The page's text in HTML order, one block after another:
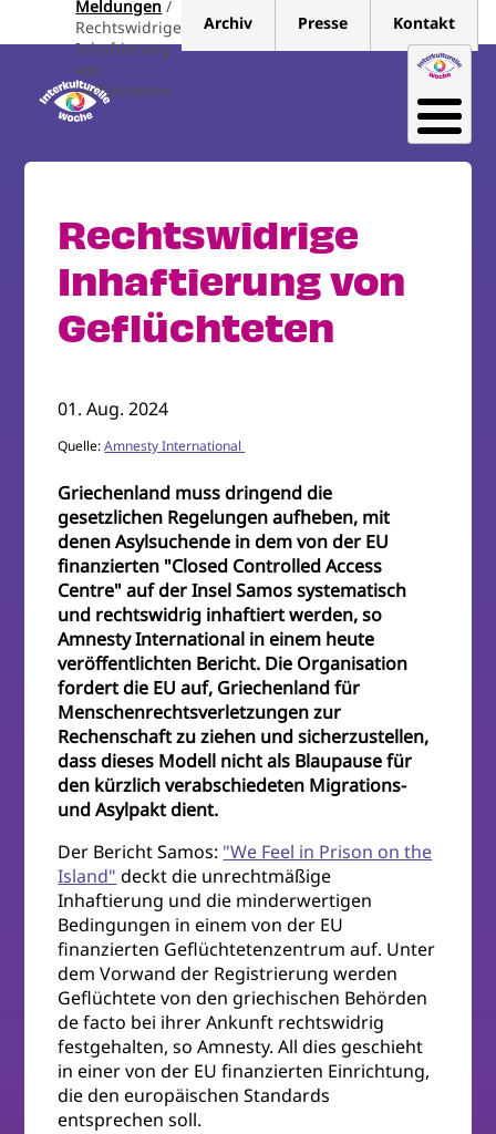
Meldungen
Rechtswidrige
Inhaftierung
von
Geflüchteten
Archiv Presse Kontakt
Rechtswidrige
Inhaftierung von
Geflüchteten
01. Aug. 2024
Quelle:Amnesty International
Griechenland muss dringend die
gesetzlichen Regelungen aufheben, mit
denen Asylsuchende in dem von der EU
finanzierten "Closed Controlled Access
Centre" auf der Insel Samos systematisch
und rechtswidrig inhaftiert werden, so
Amnesty International in einem heute
veröffentlichten Bericht. Die Organisation
fordert die EU auf, Griechenland für
Menschenrechtsverletzungen zur
Rechenschaft zu ziehen und sicherzustellen,
dass dieses Modell nicht als Blaupause für
den kürzlich verabschiedeten Migrations-
und Asylpakt dient.
Der Bericht Samos: "We Feel in Prison on the
Island" deckt die unrechtmäßige
Inhaftierung und die minderwertigen
Bedingungen in einem von der EU
finanzierten Geflüchtetenzentrum auf. Unter
dem Vorwand der Registrierung werden
Geflüchtete von den griechischen Behörden
de facto bei ihrer Ankunft rechtswidrig
festgehalten, so Amnesty. All dies geschieht
in einer von der EU finanzierten Einrichtung,
die den europäischen Standards
entsprechen soll.